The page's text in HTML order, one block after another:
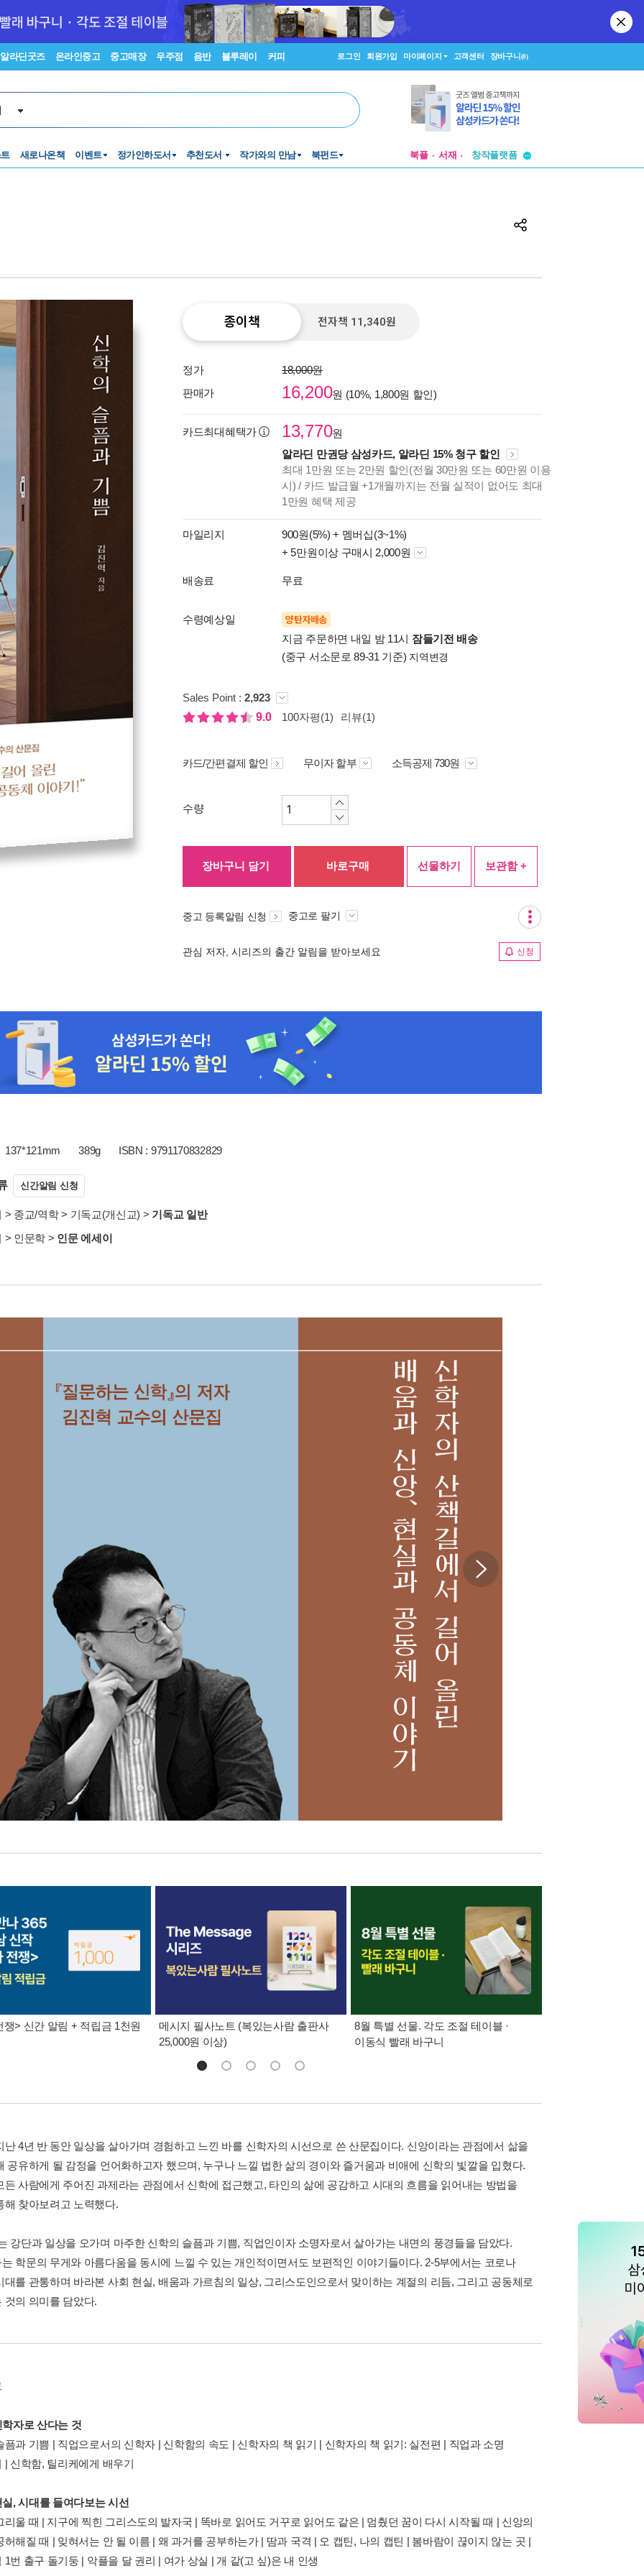
알라딘굿즈 온라인중고 중고매장 우주점 음반 블루레이 커피 로그인 회원가입 마이페이지 고객센터 장바구니(0)
새로나온책 이벤트 정가인하도서 추천도서 작가와의 만남 북펀드 북플 서재
창작플랫폼
종이책 전자책 11,340원
정가
18,000원
판매가
16,200원 (10%, 1,800원 할인)
카드최대혜택가 13,770원
알라딘 만권당 삼성카드, 알라딘 15% 청구 할인
최대 1만원 또는 2만원 할인(전월 30만원 또는 60만원 이용
시) / 카드 발급월 +1개월까지는 전월 실적이 없어도 최대
1만원 혜택 제공
마일리지 900원(5%) + 멤버십(3~1%)
+ 5만원이상 구매시 2,000원
배송료 무료
수령예상일 양탄자배송
지금 주문하면 내일 밤 11시 잠들기전 배송
(중구 서소문로 89-31 기준) 지역변경
Sales Point : 2,923
9.0
100자평(1) 리뷰(1)
카드/간편결제 할인 무이자 할부 소득공제 730원
수량
장바구니 담기 바로구매 선물하기 보관함 +
중고 등록알림 신청 중고로 팔기
관심 저자, 시리즈의 출간 알림을 받아보세요 신청
137*121mm 389g ISBN : 9791170832829
신간알림 신청
> 종교/역학> 기독교(개신교) > 기독교 일반
> 인문학 > 인문 에세이
쟁> 신간 알림 + 적립금 1천원
메시지 필사노트 (복있는사람 출판사
25,000원 이상)
8월 특별 선물. 각도 조절 테이블 ·
이동식 빨래 바구니
난 4년 반 동안 일상을 살아가며 경험하고 느낀 바를 신학자의 시선으로 쓴 산문집이다. 신앙이라는 관점에서 삶을
공유하게 될 감정을 언어화하고자 했으며, 누구나 느낄 법한 삶의 경이와 즐거움과 비애에 신학의 빛깔을 입혔다.
든 사람에게 주어진 과제라는 관점에서 신학에 접근했고, 타인의 삶에 공감하고 시대의 흐름을 읽어내는 방법을
해 찾아보려고 노력했다.
강단과 일상을 오가며 마주한 신학의 슬픔과 기쁨, 직업인이자 소명자로서 살아가는 내면의 풍경들을 담았다.
학문의 무게와 아름다움을 동시에 느낄 수 있는 개인적이면서도 보편적인 이야기들이다. 2-5부에서는 코로나
대를 관통하며 바라본 사회 현실, 배움과 가르침의 일상, 그리스도인으로서 맞이하는 계절의 리듬, 그리고 공동체로
것의 의미를 담았다.
자로 산다는 것
픔과 기쁨 | 직업으로서의 신학자 | 신학함의 속도 | 신학자의 책 읽기 | 신학자의 책 읽기: 실전편 | 직업과 소명
| 신학함, 틸리케에게 배우기
, 시대를 들여다보는 시선
리울 때 | 지구에 찍힌 그리스도의 발자국 | 똑바로 읽어도 거꾸로 읽어도 같은 | 멈췄던 꿈이 다시 시작될 때 | 신앙의
허해질 때 | 잊혀서는 안 될 이름 | 왜 과거를 공부하는가 | 땀과 국격 | 오 캡틴, 나의 캡틴 | 봄바람이 끊이지 않는 곳 |
1번 출구 돌기둥 | 악플을 달 권리 | 여가 상실 | 개 같(고 싶)은 내 인생